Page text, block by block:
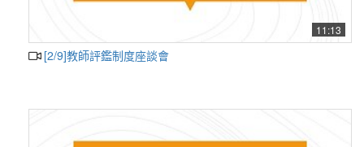
11:13
[2/9]教師評鑑制度座談會